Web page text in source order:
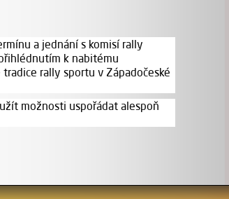
a jednání s komisí rally
k nabitému
rally sportu v Západočeské
možnosti uspořádat alespoň